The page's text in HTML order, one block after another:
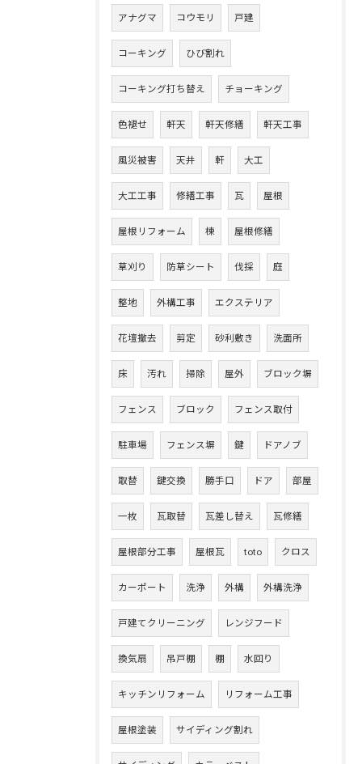
アナグマ コウモリ 戸建
コーキング ひび割れ
コーキング打ち替え チョーキング
色褪せ 軒天 軒天修繕 軒天工事
風災被害 天井 軒 大工
大工工事 修繕工事 瓦 屋根
屋根リフォーム 棟 屋根修繕
草刈り 防草シート 伐採 庭
整地 外構工事 エクステリア
花壇撤去 剪定 砂利敷き 洗面所
床 汚れ 掃除 屋外 ブロック塀
フェンス ブロック フェンス取付
駐車場 フェンス塀 鍵 ドアノブ
取替 鍵交換 勝手口 ドア 部屋
一枚 瓦取替 瓦差し替え 瓦修繕
屋根部分工事 屋根瓦 toto クロス
カーポート 洗浄 外構 外構洗浄
戸建てクリーニング レンジフード
換気扇 吊戸棚 棚 水回り
キッチンリフォーム リフォーム工事
屋根塗装 サイディング割れ